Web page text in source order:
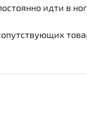
идти в